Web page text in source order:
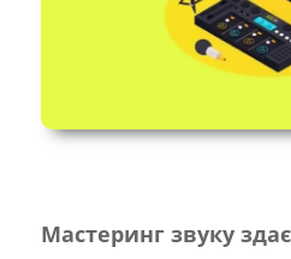
Мастеринг звуку